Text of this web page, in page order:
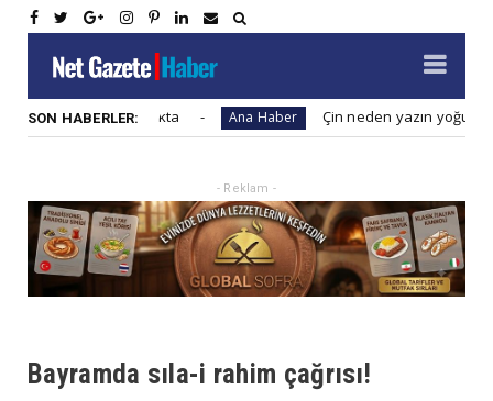
SON HABERLER:
10 nokta Ana Haber Çin neden yazın yoğun ilgi gören
- Reklam -
Bayramda sıla-i rahim çağrısı!